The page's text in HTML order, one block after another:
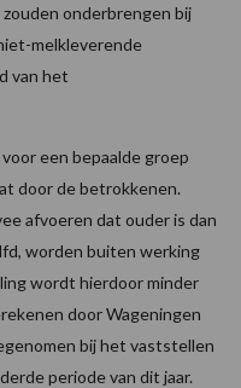
onderbrengen bij
melkleverende
van het
een bepaalde groep
door de betrokkenen.
afvoeren dat ouder is dan
worden buiten werking
wordt hierdoor minder
door Wageningen
bij het vaststellen
periode van dit jaar.